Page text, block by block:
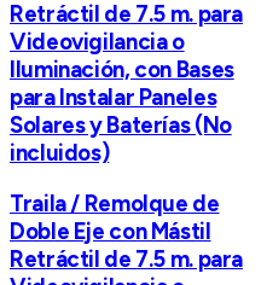
Retráctil de 7.5 m. para
Videovigilancia o
Iluminación, con Bases
para Instalar Paneles
Solares y Baterías (No
incluidos)
Traila / Remolque de
Doble Eje con Mástil
Retráctil de 7.5 m. para